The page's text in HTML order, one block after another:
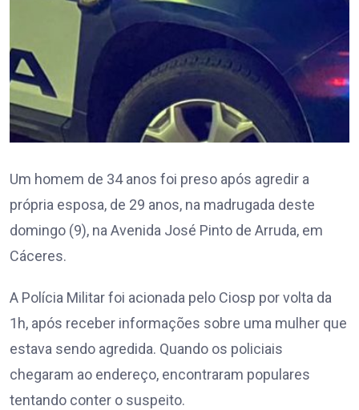
Um homem de 34 anos foi preso após agredir a
própria esposa, de 29 anos, na madrugada deste
domingo (9), na Avenida José Pinto de Arruda, em
Cáceres.
A Polícia Militar foi acionada pelo Ciosp por volta da
1h, após receber informações sobre uma mulher que
estava sendo agredida. Quando os policiais
chegaram ao endereço, encontraram populares
tentando conter o suspeito.